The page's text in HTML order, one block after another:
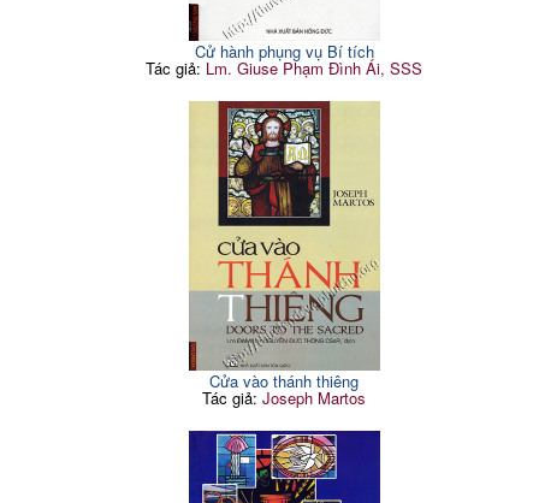
Cử hành phụng vụ Bí tích
Tác giả: Lm. Giuse Phạm Đình Ái, SSS
Cửa vào thánh thiêng
Tác giả:Joseph Martos